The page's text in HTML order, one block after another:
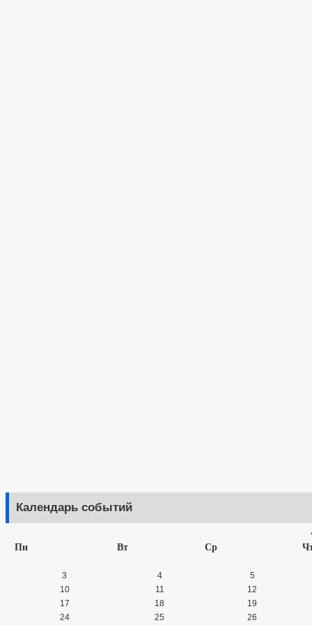
Календарь событий
Пн
Вт Ср
3 4
5
10
11
12
17
18
19
24
25 26